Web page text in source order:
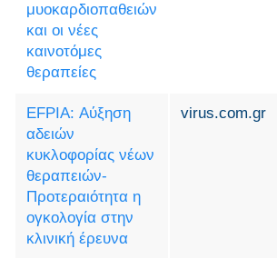
μυοκαρδιοπαθειών
και οι νέες
καινοτόμες
θεραπείες
EFPIA: Αύξηση
αδειών
κυκλοφορίας νέων
θεραπειών-
Προτεραιότητα η
ογκολογία στην
κλινική έρευνα
virus.com.gr